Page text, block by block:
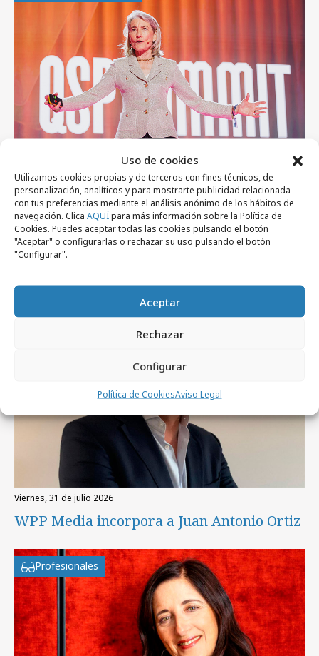
Uso de cookies
Utilizamos cookies propias y de terceros con fines técnicos, de
personalización, analíticos y para mostrarte publicidad relacionada
con tus preferencias mediante el análisis anónimo de los hábitos de
navegación. Clica AQUÍpara más información sobre la Política de
Cookies. Puedes aceptar todas las cookies pulsando el botón
"Aceptar" o configurarlas o rechazar su uso pulsando el botón
"Configurar".
Aceptar
Rechazar
Configurar
Política de CookiesAviso Legal
lunes, 3 de agosto 2026
Del algoritmo al criterio: Territorios que ya
están redefiniendo el marketing y la
comunicación
Profesionales
viernes, 31 de julio 2026
WPP Media incorpora a Juan Antonio Ortiz
Profesionales